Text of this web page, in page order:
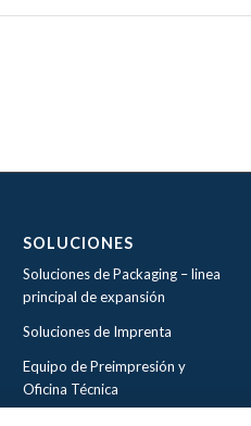
SOLUCIONES
Soluciones de Packaging –linea
principal de expansión
Soluciones de Imprenta
Equipo de Preimpresión y
Oficina Técnica